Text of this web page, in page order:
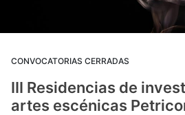
CONVOCATORIAS CERRADAS
III Residencias de
artes escénicas